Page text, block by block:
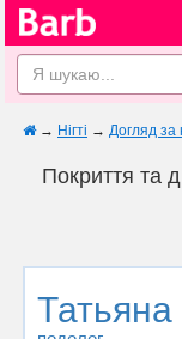
→ Нігті → Догляд за
Покриття та